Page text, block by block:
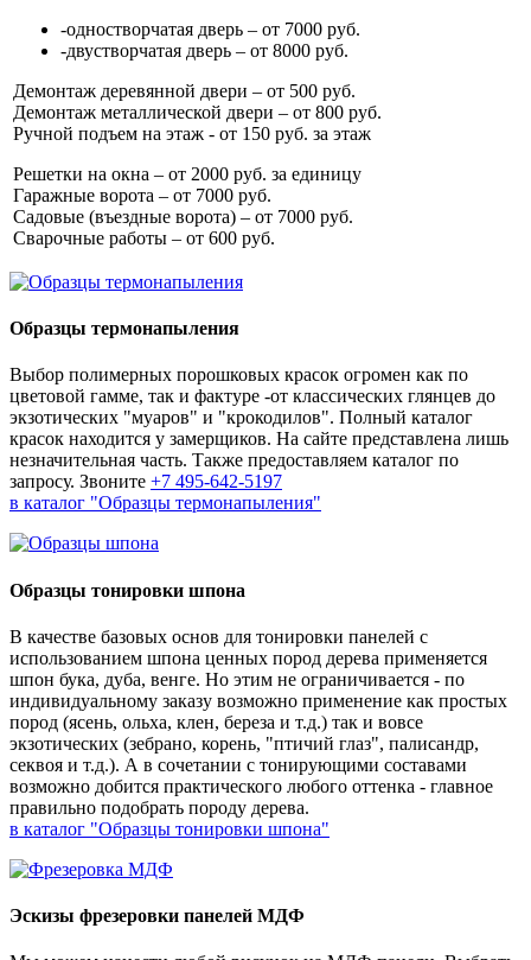
-одностворчатая дверь – от 7000 руб.
-двустворчатая дверь – от 8000 руб.
Демонтаж деревянной двери – от 500 руб.
Демонтаж металлической двери – от 800 руб.
Ручной подъем на этаж - от 150 руб. за этаж
Решетки на окна – от 2000 руб. за единицу
Гаражные ворота – от 7000 руб.
Садовые (въездные ворота) – от 7000 руб.
Сварочные работы – от 600 руб.
Образцы термонапыления
Выбор полимерных порошковых красок огромен как по
цветовой гамме, так и фактуре -от классических глянцев до
экзотических "муаров" и "крокодилов". Полный каталог
красок находится у замерщиков. На сайте представлена лишь
незначительная часть. Также предоставляем каталог по
запросу. Звоните +7 495-642-5197
в каталог "Образцы термонапыления"
Образцы тонировки шпона
В качестве базовых основ для тонировки панелей с
использованием шпона ценных пород дерева применяется
шпон бука, дуба, венге. Но этим не ограничивается - по
индивидуальному заказу возможно применение как простых
пород (ясень, ольха, клен, береза и т.д.) так и вовсе
экзотических (зебрано, корень, "птичий глаз", палисандр,
секвоя и т.д.). А в сочетании с тонирующими составами
возможно добится практического любого оттенка - главное
правильно подобрать породу дерева.
в каталог "Образцы тонировки шпона"
Эскизы фрезеровки панелей МДФ